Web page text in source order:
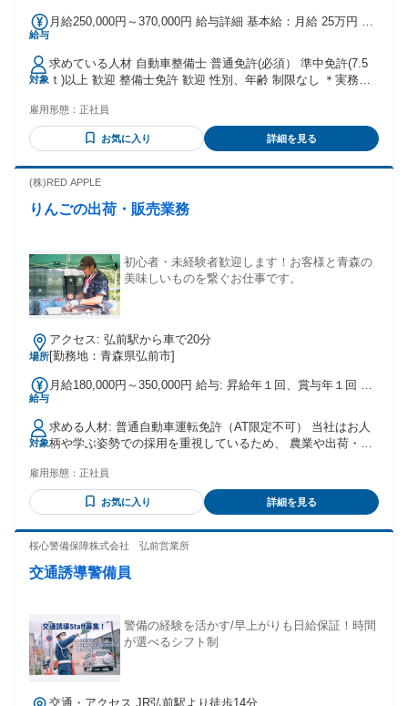
給与
月給250,000円～370,000円 給与詳細 基本給：月給 25万円 〜
れる通勤・皆勤・家族手当金額：あり 全員に一律で支払われ
るその他手当金額：あり 頑張りはしっかり還元 入社祝い金5
万円支給 紹介で車輌販売、整備、車検入庫で歩合有（ノルマ
は一切ありません） ＊基本給には40,000円の固定残業代が含
対象
求めている人材 自動車整備士 普通免許(必須） 準中免許(7.5
ｔ)以上 歓迎 整備士免許 歓迎 性別、年齢 制限なし ＊実務経
雇用形態： 正社員
お気に入り 詳細を見る
(株)RED APPLE
りんごの出荷・販売業務
初心者・未経験者歓迎します！お客様と青森の
美味しいものを繋ぐお仕事です。
場所
アクセス: 弘前駅から車で20分
[勤務地：青森県弘前市]
給与
月給180,000円～350,000円 給与: 昇給年１回、賞与年１回 通
当 役職手当
対象
求める人材: 普通自動車運転免許（AT限定不可） 当社はお人
柄や学ぶ姿勢での採用を重視しているため、 農業や出荷・販
さい。 ＼ こんな方にピッタリです ／ ・美味しいりんごを自
由に食べられる、嬉しい環境で働きたい方 ・週休2日制（土日
休み）で、プライベートの時間も大切にしたい方 ・成長中の
森の美味しいものを全国のお客様にお届けするやりがいを感
業、林業、水産業など一次産業での生産や出荷作業の経験 ・
トの経験 ・スーパーや青果店などでの、農産物の販売や接客
の実務経験 ・その他、一般事務や営業事務などPCを用いたデ
ータ入力の経験 学歴不問｜経験不問｜性別不問｜年齢不問 未
経験歓迎｜髪色自由｜資格不要｜車通勤可
雇用形態： 正社員
お気に入り 詳細を見る
桜心警備保障株式会社 弘前営業所
交通誘導警備員
警備の経験を活かす/早上がりも日給保証！時間
が選べるシフト制
交通・アクセス JR弘前駅より徒歩14分